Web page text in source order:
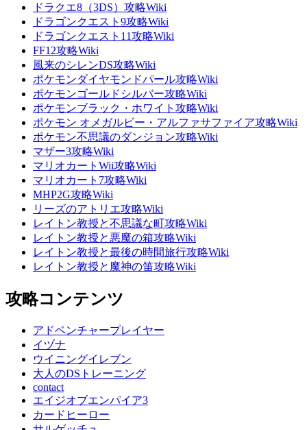
ドラクエ8（3DS）攻略Wiki
ドラゴンクエスト9攻略Wiki
ドラゴンクエスト11攻略Wiki
FF12攻略Wiki
風来のシレンDS攻略Wiki
ポケモンダイヤモンドパール攻略Wiki
ポケモンゴールドシルバー攻略Wiki
ポケモンブラック・ホワイト攻略Wiki
ポケモン オメガルビー・アルファサファイア攻略Wiki
ポケモン不思議のダンジョン攻略Wiki
マザー3攻略Wiki
マリオカートWii攻略Wiki
マリオカート7攻略Wiki
MHP2G攻略Wiki
リーズのアトリエ攻略Wiki
レイトン教授と不思議な町攻略Wiki
レイトン教授と悪魔の箱攻略Wiki
レイトン教授と最後の時間旅行攻略Wiki
レイトン教授と魔神の笛攻略Wiki
攻略コンテンツ
アドベンチャープレイヤー
イヅナ
ウイニングイレブン
大人のDSトレーニング
contact
エイジオブエンパイア3
カードヒーロー